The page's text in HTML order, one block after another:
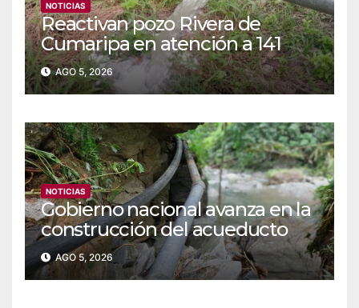
NOTICIAS
Reactivan pozo Rivera de
Cumaripa en atención a 141
familias de Yaracuy
AGO 5, 2026
NOTICIAS
‎Gobierno nacional avanza en la
construcción del acueducto
Las Lajas en Yaracuy
AGO 5, 2026